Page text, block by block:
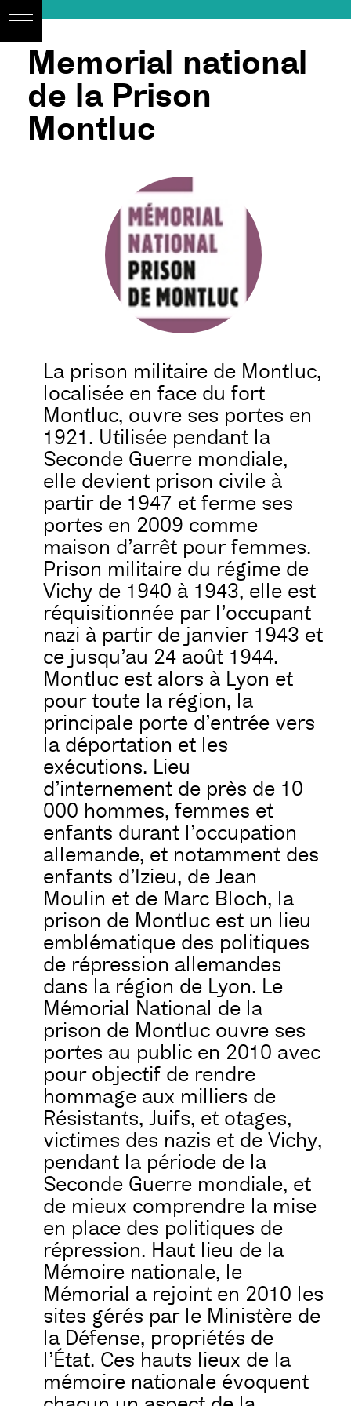
Memorial national
de la Prison
Montluc
La prison militaire de Montluc,
localisée en face du fort
Montluc, ouvre ses portes en
1921. Utilisée pendant la
Seconde Guerre mondiale,
elle devient prison civile à
partir de 1947 et ferme ses
portes en 2009 comme
maison d’arrêt pour femmes.
Prison militaire du régime de
Vichy de 1940 à 1943, elle est
réquisitionnée par l’occupant
nazi à partir de janvier 1943 et
ce jusqu’au 24 août 1944.
Montluc est alors à Lyon et
pour toute la région, la
principale porte d’entrée vers
la déportation et les
exécutions. Lieu
d’internement de près de 10
000 hommes, femmes et
enfants durant l’occupation
allemande, et notamment des
enfants d’Izieu, de Jean
Moulin et de Marc Bloch, la
prison de Montluc est un lieu
emblématique des politiques
de répression allemandes
dans la région de Lyon. Le
Mémorial National de la
prison de Montluc ouvre ses
portes au public en 2010 avec
pour objectif de rendre
hommage aux milliers de
Résistants, Juifs, et otages,
victimes des nazis et de Vichy,
pendant la période de la
Seconde Guerre mondiale, et
de mieux comprendre la mise
en place des politiques de
répression. Haut lieu de la
Mémoire nationale, le
Mémorial a rejoint en 2010 les
sites gérés par le Ministère de
la Défense, propriétés de
l’État. Ces hauts lieux de la
mémoire nationale évoquent